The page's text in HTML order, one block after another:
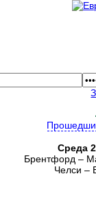
Среда
Брентфорд –
Челси –